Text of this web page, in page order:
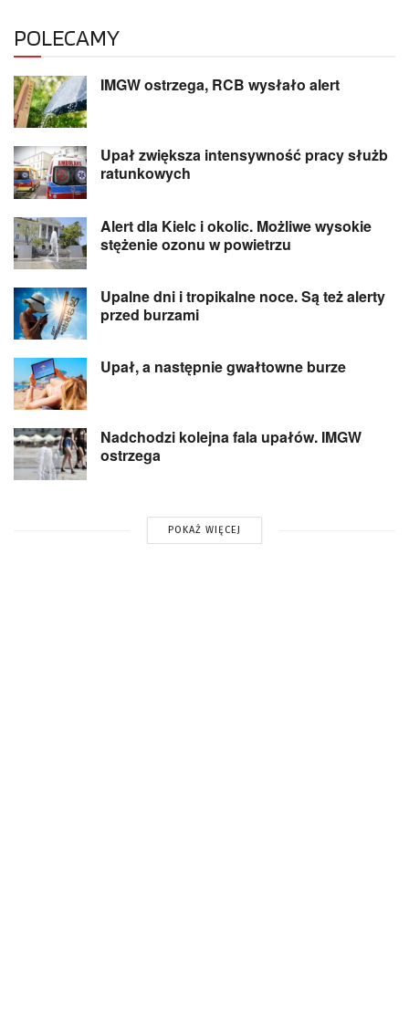
POLECAMY
IMGW ostrzega, RCB wysłało alert
Upał zwiększa intensywność pracy służb
ratunkowych
Alert dla Kielc i okolic. Możliwe wysokie
stężenie ozonu w powietrzu
Upalne dni i tropikalne noce. Są też alerty
przed burzami
Upał, a następnie gwałtowne burze
Nadchodzi kolejna fala upałów. IMGW
ostrzega
POKAŻ WIĘCEJ